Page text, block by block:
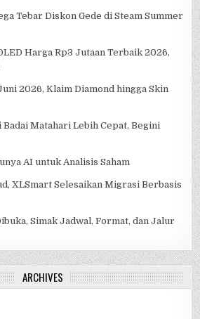
Tebar Diskon Gede di Steam Summer
Harga Rp3 Jutaan Terbaik 2026,
2026, Klaim Diamond hingga Skin
Matahari Lebih Cepat, Begini
AI untuk Analisis Saham
XLSmart Selesaikan Migrasi Berbasis
Simak Jadwal, Format, dan Jalur
ARCHIVES